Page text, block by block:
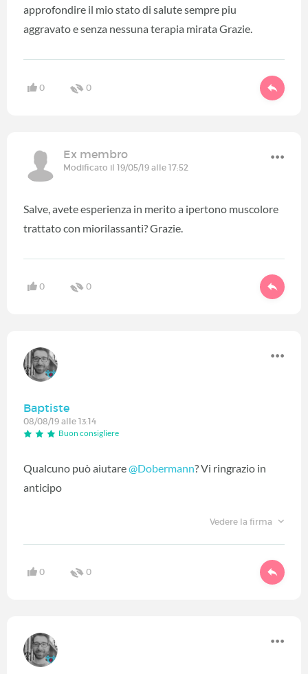
approfondire il mio stato di salute sempre piu
aggravato e senza nessuna terapia mirata Grazie.
0 0
Ex membro
Modificato il 19/05/19 alle 17:52
Salve, avete esperienza in merito a ipertono muscolore
trattato con miorilassanti? Grazie.
0 0
Baptiste
08/08/19 alle 13:14
Buon consigliere
Qualcuno può aiutare@Dobermann‍? Vi ringrazio in
anticipo
Vedere la firma
0 0